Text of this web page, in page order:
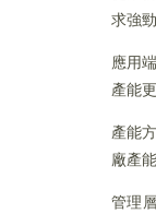
求強
應用
產能
產能
廠產
管理